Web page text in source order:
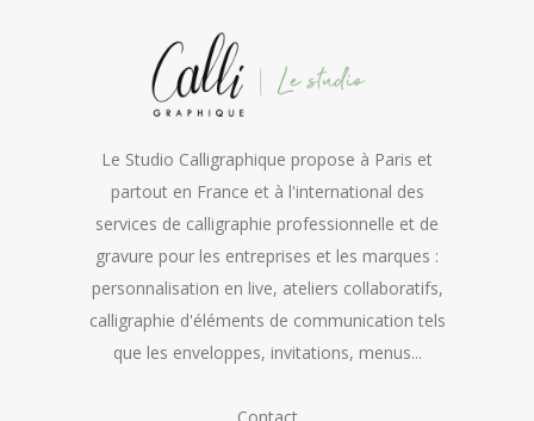
Le Studio Calligraphique propose à Paris et
partout en France et à l'international des
services de calligraphie professionnelle et de
gravure pour les entreprises et les marques :
personnalisation en live, ateliers collaboratifs,
calligraphie d'éléments de communication tels
que les enveloppes, invitations, menus...